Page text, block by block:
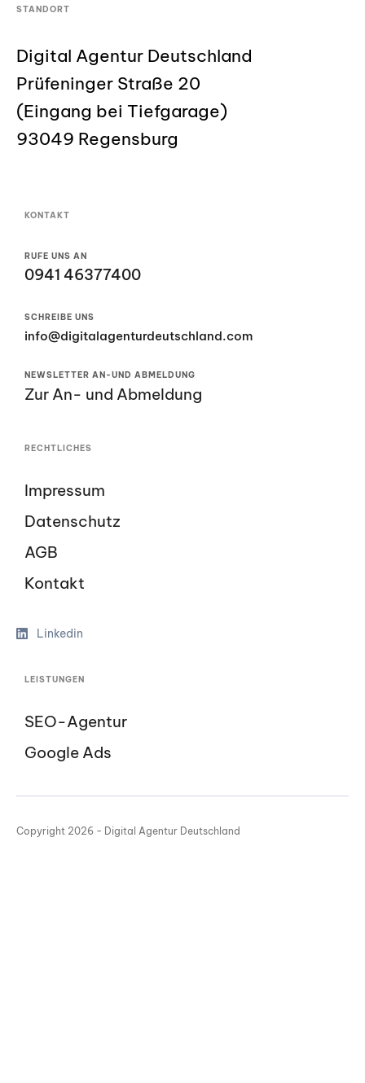
STANDORT
Digital Agentur Deutschland
Prüfeninger Straße 20
(Eingang bei Tiefgarage)
93049 Regensburg
KONTAKT
RUFE UNS AN
0941 46377400
SCHREIBE UNS
info@digitalagenturdeutschland.com
NEWSLETTER AN-UND ABMELDUNG
Zur An- und Abmeldung
RECHTLICHES
Impressum
Datenschutz
AGB
Kontakt
Linkedin
LEISTUNGEN
SEO-Agentur
Google Ads
Copyright 2026 - Digital Agentur Deutschland